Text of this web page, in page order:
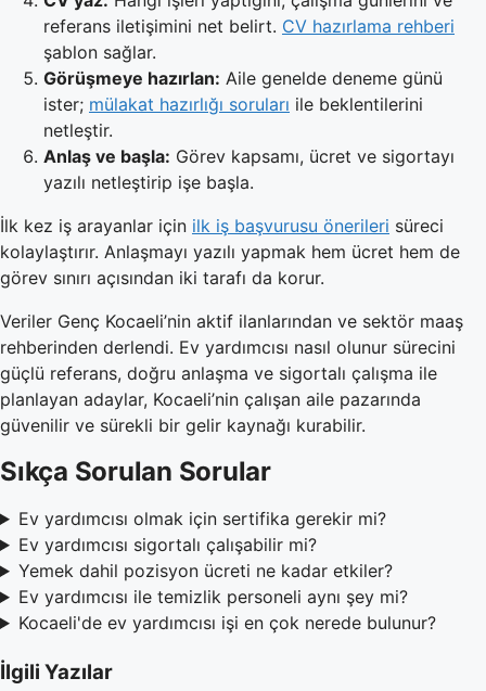
referans iletişimini net belirt. CV hazırlama rehberi
şablon sağlar.
Görüşmeye hazırlan: Aile genelde deneme günü
ister; mülakat hazırlığı soruları ile beklentilerini
netleştir.
Anlaş ve başla: Görev kapsamı, ücret ve sigortayı
yazılı netleştirip işe başla.
İlk kez iş arayanlar için ilk iş başvurusu önerileri süreci
kolaylaştırır. Anlaşmayı yazılı yapmak hem ücret hem de
görev sınırı açısından iki tarafı da korur.
Veriler Genç Kocaeli’nin aktif ilanlarından ve sektör maaş
rehberinden derlendi. Ev yardımcısı nasıl olunur sürecini
güçlü referans, doğru anlaşma ve sigortalı çalışma ile
planlayan adaylar, Kocaeli’nin çalışan aile pazarında
güvenilir ve sürekli bir gelir kaynağı kurabilir.
Sıkça Sorulan Sorular
Ev yardımcısı olmak için sertifika gerekir mi?
Ev yardımcısı sigortalı çalışabilir mi?
Yemek dahil pozisyon ücreti ne kadar etkiler?
Ev yardımcısı ile temizlik personeli aynı şey mi?
Kocaeli'de ev yardımcısı işi en çok nerede bulunur?
İlgili Yazılar